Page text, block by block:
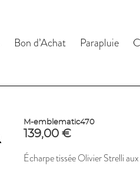
Bon d’Achat Parapluie
M-emblematic470
139,00 €
Écharpe tissée Olivier Strelli